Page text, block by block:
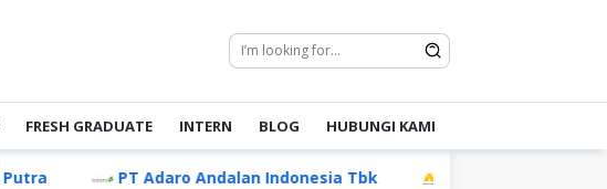
FRESH GRADUATE INTERN BLOG HUBUNGI KAMI
PT Adaro Andalan Indonesia Tbk PT Mentari Mas Multimoda